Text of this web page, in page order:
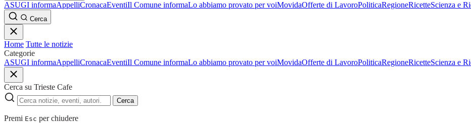
ASUGI informaAppelliCronacaEventiIl Comune informaLo abbiamo provato per voiMovidaOfferte di LavoroPoliticaRegioneRicetteScienza e
Cerca
Home Tutte le notizie
Categorie
ASUGI informaAppelliCronacaEventiIl Comune informaLo abbiamo provato per voiMovidaOfferte di LavoroPoliticaRegioneRicetteScienza e
Cerca su Trieste Cafe
Cerca
Premi Esc per chiudere